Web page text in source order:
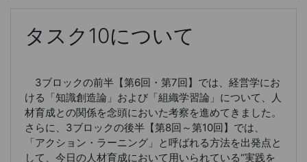
タスク10について
3ブロックの前半【第6回・第7回】では、経営学にお
ける「知識創造論」および「組織学習論」について、人
材育成との関係を念頭においた考察を進めてきました。
さらに、3ブロックの後半【第8回～第10回】では、
「アクション・ラーニング」と呼ばれる方法を出発点と
して、今日の人材育成において用いられている“実践を